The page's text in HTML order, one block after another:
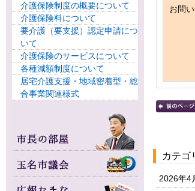
介護保険制度の概要について
介護保険料について
要介護（要支援）認定申請につ
いて
介護保険のサービスについて
各種減額制度について
居宅介護支援・地域密着型・総
合事業関連様式
お問
カテゴ
2026年4